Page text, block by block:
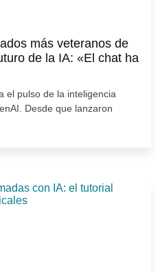
más veteranos de
de la IA: «El chat ha
el pulso de la inteligencia
Desde que lanzaron